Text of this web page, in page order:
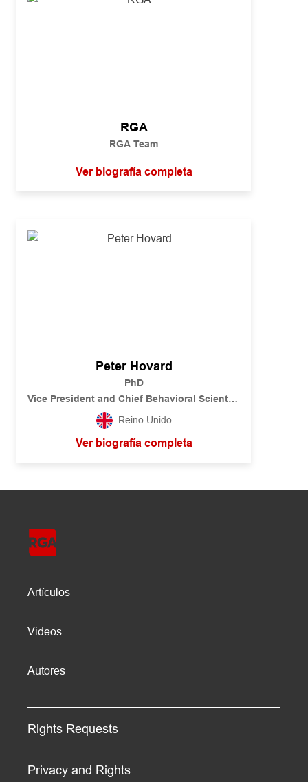
RGA
RGA Team
Ver biografía completa
Peter Hovard
PhD
Vice President and Chief Behavioral Scientist
Global Research and Development
Reino Unido
Ver biografía completa
Artículos
Videos
Autores
Rights Requests
Privacy and Rights